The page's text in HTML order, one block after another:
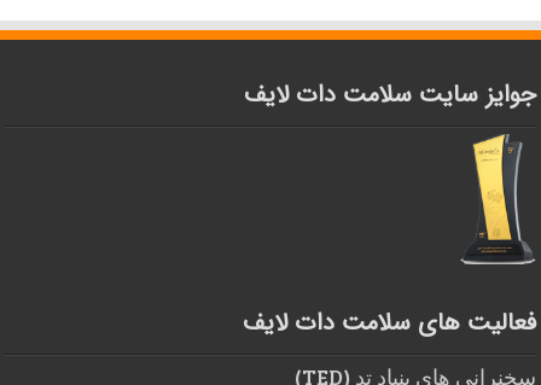
جوایز سایت سلامت دات لایف
فعالیت های سلامت دات لایف
سخنرانی های بنیاد تد (TED)